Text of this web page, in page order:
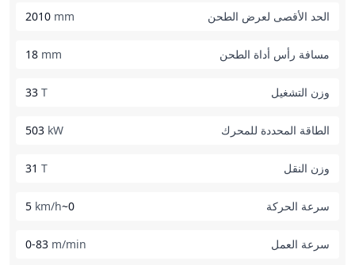
الحد الأقصى لعرض الطحن 2010 mm
مسافة رأس أداة الطحن 18 mm
وزن التشغيل 33 T
الطاقة المحددة للمحرك 503 kW
وزن النقل 31 T
سرعة الحركة 0~5
km/h
سرعة العمل 0-83 m/min